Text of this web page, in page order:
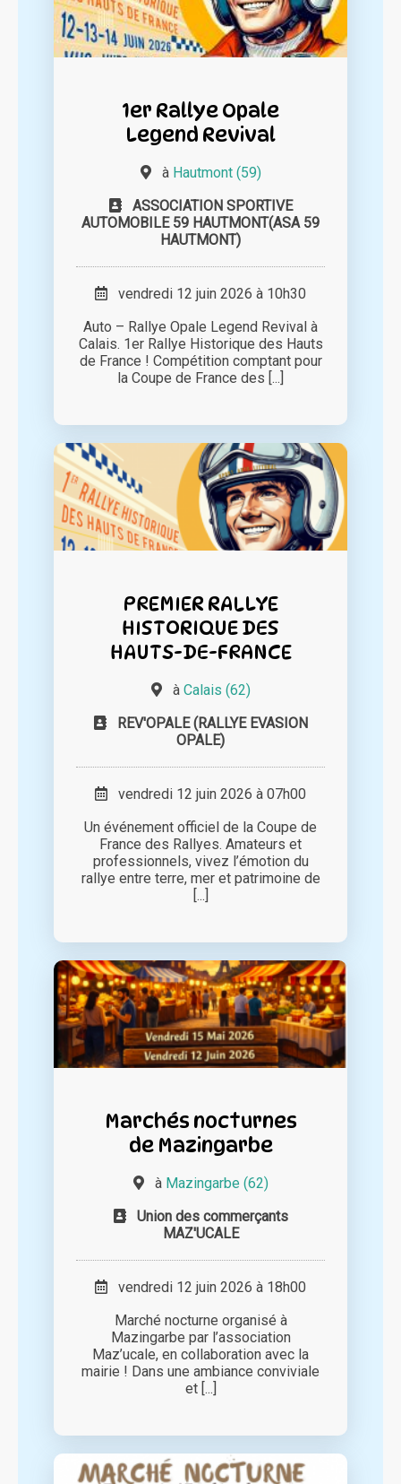
1er Rallye Opale
Legend Revival
à Hautmont (59)
ASSOCIATION SPORTIVE
AUTOMOBILE 59 HAUTMONT(ASA 59
HAUTMONT)
vendredi 12 juin 2026 à 10h30
Auto – Rallye Opale Legend Revival à
Calais. 1er Rallye Historique des Hauts
de France ! Compétition comptant pour
la Coupe de France des [...]
PREMIER RALLYE
HISTORIQUE DES
HAUTS-DE-FRANCE
à Calais (62)
REV'OPALE (RALLYE EVASION
OPALE)
vendredi 12 juin 2026 à 07h00
Un événement officiel de la Coupe de
France des Rallyes. Amateurs et
professionnels, vivez l’émotion du
rallye entre terre, mer et patrimoine de
[...]
Marchés nocturnes
de Mazingarbe
à Mazingarbe (62)
Union des commerçants
MAZ'UCALE
vendredi 12 juin 2026 à 18h00
Marché nocturne organisé à
Mazingarbe par l’association
Maz’ucale, en collaboration avec la
mairie ! Dans une ambiance conviviale
et [...]